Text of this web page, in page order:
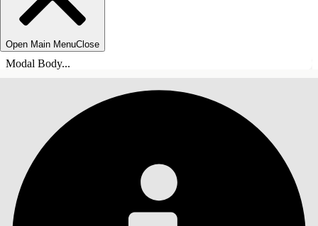
Open Main MenuClose
Modal Body...